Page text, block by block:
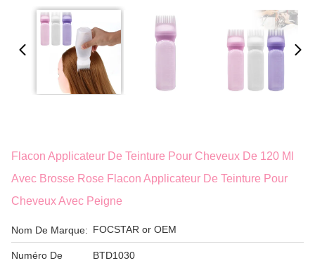
Flacon Applicateur De Teinture Pour Cheveux De 120 Ml
Avec Brosse Rose Flacon Applicateur De Teinture Pour
Cheveux Avec Peigne
Nom De Marque: FOCSTAR or OEM
Numéro De
BTD1030